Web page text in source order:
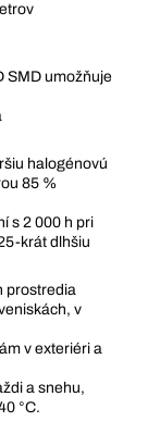
SMD umožňuje
halogénovú
85 %
s 2 000 h pri
krát dlhšiu
prostredia
v
v exteriéri a
a snehu,
°C.